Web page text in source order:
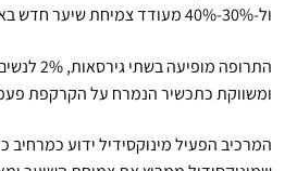
ול-30%-40% מעודד צמיחת שיער חדש באיזורי ההתקרחות.
ומשווקת כתכשיר הנמרח על הקרקפת
המרכיב הפעיל מינוקסידיל ידוע